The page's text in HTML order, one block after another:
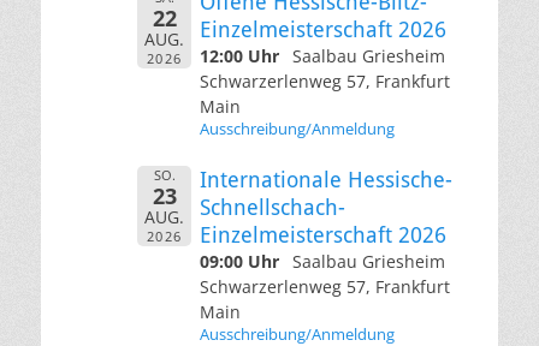
22
AUG.
2026
Einzelmeisterschaft 2026
12:00 Uhr Saalbau Griesheim
Schwarzerlenweg 57, Frankfurt
Main
Ausschreibung/Anmeldung
SO.
23
AUG.
2026
Internationale Hessische-
Schnellschach-
Einzelmeisterschaft 2026
09:00 Uhr Saalbau Griesheim
Schwarzerlenweg 57, Frankfurt
Main
Ausschreibung/Anmeldung